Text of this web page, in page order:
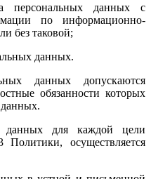
персональных данных с
по информационно-
без таковой;
данных.
данных допускаются
обязанности которых
данных.
данных для каждой цели
осуществляется